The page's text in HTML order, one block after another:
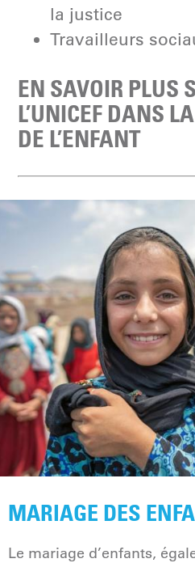
la justice
Travailleurs
EN SAVOIR PLUS
L’UNICEF DANS
DE L’ENFANT
MARIAGE DES
Le mariage d’enfants,